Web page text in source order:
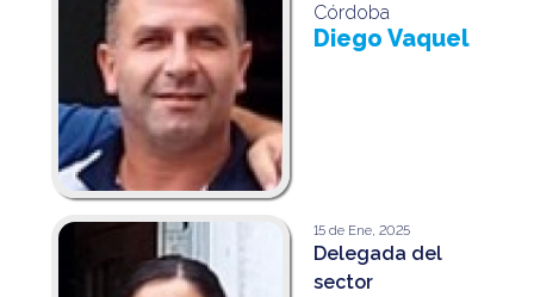
Córdoba
Diego Vaquel
15 de Ene, 2025
Delegada del
sector